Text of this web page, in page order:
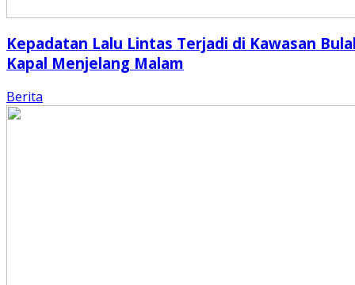
Kepadatan Lalu Lintas Terjadi di Kawasan
Kapal Menjelang Malam
Berita